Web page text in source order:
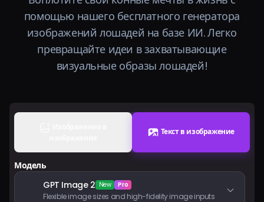
Войти
помощью нашего бесплатного генератора
изображений лошадей на базе ИИ. Легко
превращайте идеи в захватывающие
визуальные образы лошадей!
Текст в изображение
Модель
GPT Image 2 New Pro
Flexible image sizes and high-fidelity image inputs